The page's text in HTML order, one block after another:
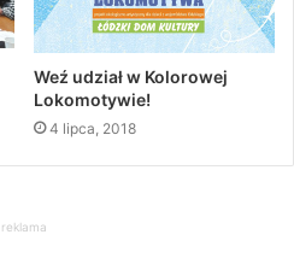
Weź udział w Kolorowej
Lokomotywie!
4 lipca, 2018
reklama